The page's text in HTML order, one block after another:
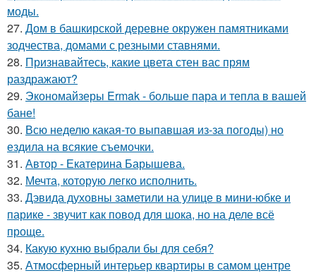
моды.
27. Дом в башкирской деревне окружен памятниками
зодчества, домами с резными ставнями.
28. Признавайтесь, какие цвета стен вас прям
раздражают?
29. Экономайзеры Ermak - больше пара и тепла в вашей
бане!
30. Всю неделю какая-то выпавшая из-за погоды) но
ездила на всякие съемочки.
31. Автор - Екатерина Барышева.
32. Мечта, которую легко исполнить.
33. Дэвида духовны заметили на улице в мини-юбке и
парике - звучит как повод для шока, но на деле всё
проще.
34. Какую кухню выбрали бы для себя?
35. Атмосферный интерьер квартиры в самом центре